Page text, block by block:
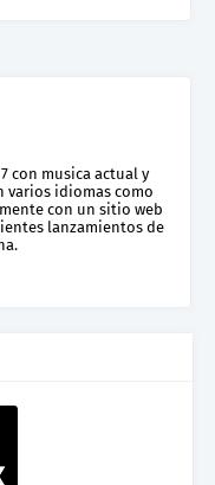
con musica actual y
varios idiomas como
con un sitio web
lanzamientos de